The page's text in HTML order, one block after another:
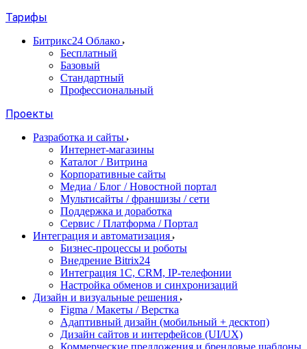
Тарифы
Битрикс24 Облако
Бесплатный
Базовый
Стандартный
Профессиональный
Проекты
Разработка и сайты
Интернет-магазины
Каталог / Витрина
Корпоративные сайты
Медиа / Блог / Новостной портал
Мультисайты / франшизы / сети
Поддержка и доработка
Сервис / Платформа / Портал
Интеграция и автоматизация
Бизнес-процессы и роботы
Внедрение Bitrix24
Интеграция 1С, CRM, IP-телефонии
Настройка обменов и синхронизаций
Дизайн и визуальные решения
Figma / Макеты / Верстка
Адаптивный дизайн (мобильный + десктоп)
Дизайн сайтов и интерфейсов (UI/UX)
Коммерческие предложения и брендовые шаблоны